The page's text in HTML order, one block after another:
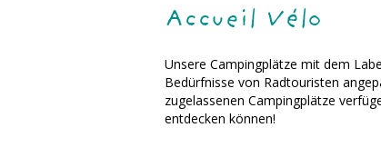
Accueil Vélo
Unsere Campingplätze mit dem
Bedürfnisse von Radtouristen
zugelassenen Campingplätze
entdecken können!